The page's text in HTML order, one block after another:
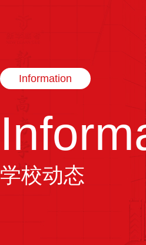
Information
学校动态